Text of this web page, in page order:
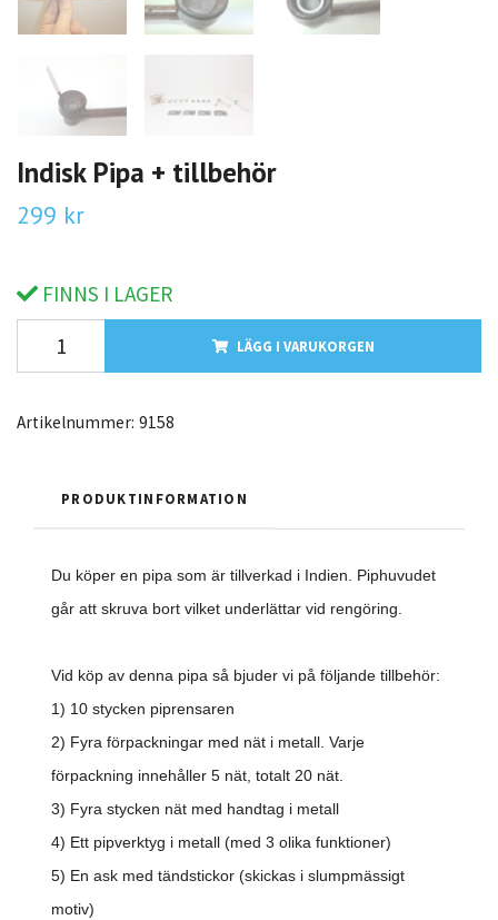
Indisk Pipa + tillbehör
299 kr
FINNS I LAGER
LÄGG I VARUKORGEN
Artikelnummer: 9158
PRODUKTINFORMATION
Du köper en pipa som är tillverkad i Indien. Piphuvudet
går att skruva bort vilket underlättar vid rengöring.
Vid köp av denna pipa så bjuder vi på följande tillbehör:
1) 10 stycken piprensaren
2) Fyra förpackningar med nät i metall. Varje
förpackning innehåller 5 nät, totalt 20 nät.
3) Fyra stycken nät med handtag i metall
4) Ett pipverktyg i metall (med 3 olika funktioner)
5) En ask med tändstickor (skickas i slumpmässigt
motiv)